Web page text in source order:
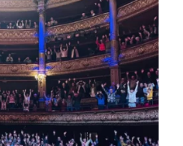
3 tout public, 3620 ...
0